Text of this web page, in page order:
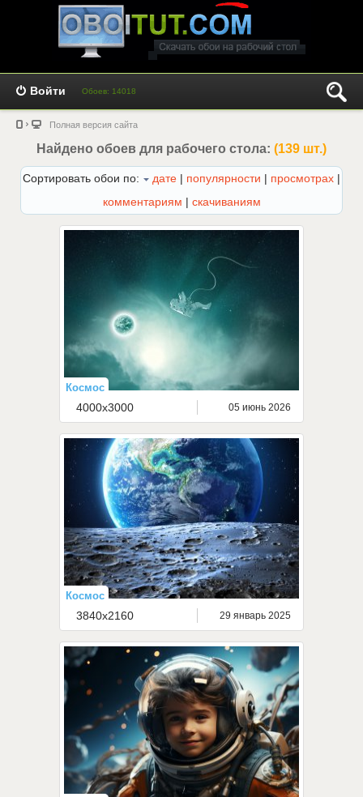
Войти Обоев: 14018
Полная версия сайта
Найдено обоев для рабочего стола: (139 шт.)
Сортировать обои по: дате | популярности | просмотрах |
комментариям | скачиваниям
Космос
4000x3000 05 июнь 2026
Космос
3840x2160 29 январь 2025